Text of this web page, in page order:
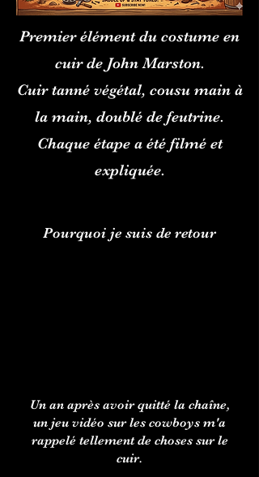
Premier élément du costume en
cuir de John Marston.
Cuir tanné végétal, cousu main à
la main, doublé de feutrine.
Chaque étape a été filmé et
expliquée.
Pourquoi je suis de retour
Un an après avoir quitté la chaîne,
un jeu vidéo sur les cowboys m'a
rappelé tellement de choses sur le
cuir.